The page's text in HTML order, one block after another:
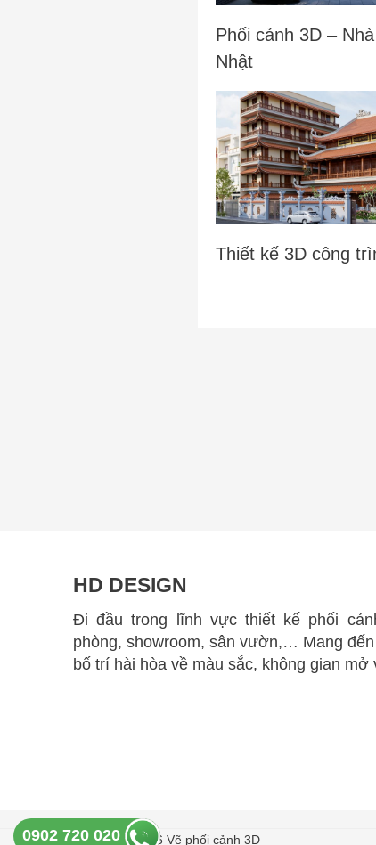
Phối cảnh 3D –
Nhật
Thiết kế 3D công
HD DESIGN
Đi đầu trong lĩnh vực thiết kế phối
phòng, showroom, sân vườn,… Mang
bố trí hài hòa về màu sắc, không gian
Copyright © 2026 Vẽ phối cảnh 3D
0902 720 020